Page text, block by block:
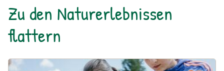
Zu den Naturerlebnissen
flattern